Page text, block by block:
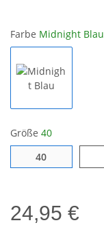
Farbe Midnight Blau
Größe 40
4040
24,95 €